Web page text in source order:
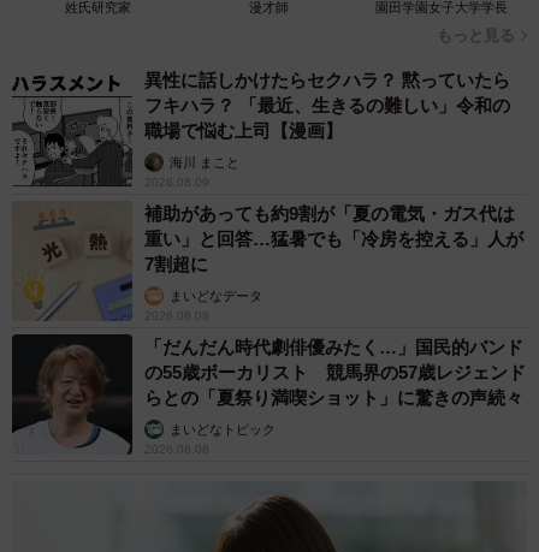
3/9
牙でてるけど、気持ちよい？（「彩華 柴犬 華ちゃん 3歳」さん提供、
Twitterよりキャプチャ撮影)
ころで、ローラーを終えたあとの華ちゃんの様子は。
「普段と変わらず」
姓氏研究家 漫才師 園田学園女子大学学長
もっと見る
異性に話しかけたらセクハラ？ 黙っていたら
フキハラ？ 「最近、生きるの難しい」令和の
職場で悩む上司【漫画】
海川 まこと
2026.08.09
補助があっても約9割が「夏の電気・ガス代は
重い」と回答…猛暑でも「冷房を控える」人が
7割超に
まいどなデータ
2026.08.08
「だんだん時代劇俳優みたく…」国民的バンド
の55歳ボーカリスト 競馬界の57歳レジェンド
らとの「夏祭り満喫ショット」に驚きの声続々
まいどなトピック
2026.08.08